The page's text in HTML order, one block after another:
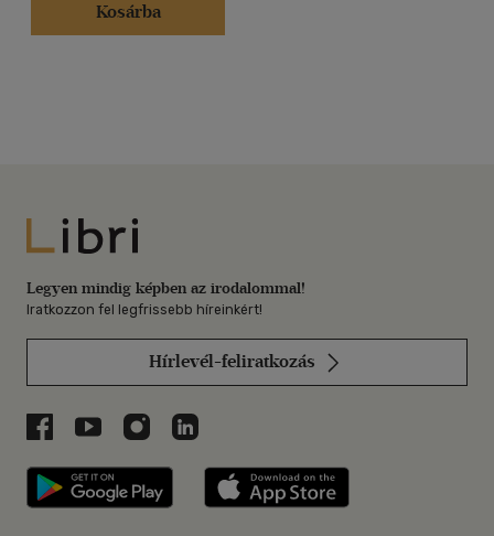
Kosárba
Libri
Legyen mindig képben az irodalommal!
Iratkozzon fel legfrissebb híreinkért!
Hírlevél-feliratkozás
Libri a Facebookon
Libri a Youtube-on
Libri az Instagramon
Libri a LinkedInen
Libri applikáció Szerezd meg: Google